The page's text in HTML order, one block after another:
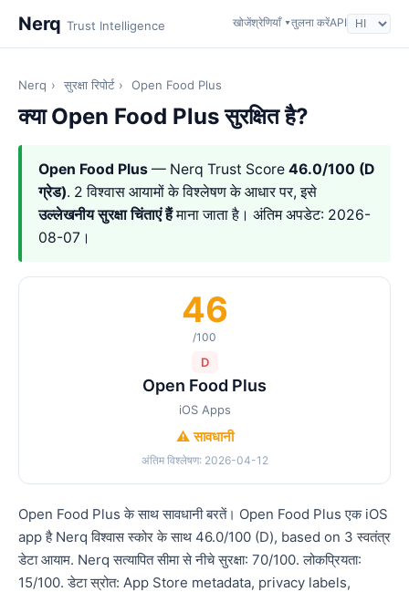
Nerq Trust Intelligence खोजेंश्रेणियाँ ▾तुलना करेंAPI
Nerq › सुरक्षा रिपोर्ट › Open Food Plus
क्या Open Food Plus सुरक्षित है?
Open Food Plus — Nerq Trust Score 46.0/100 (D
ग्रेड). 2 विश्वास आयामों के विश्लेषण के आधार पर, इसे
उल्लेखनीय सुरक्षा चिंताएं हैंमाना जाता है। अंतिम अपडेट: 2026-
08-07।
46
/100
D
Open Food Plus
iOS Apps
⚠️ सावधानी
अंतिम विश्लेषण: 2026-04-12
Open Food Plus के साथ सावधानी बरतें। Open Food Plus एक iOS
app है Nerq विश्वास स्कोर के साथ 46.0/100 (D), based on 3 स्वतंत्र
डेटा आयाम. Nerq सत्यापित सीमा से नीचे सुरक्षा: 70/100. लोकप्रियता:
15/100. डेटा स्रोत: App Store metadata, privacy labels,